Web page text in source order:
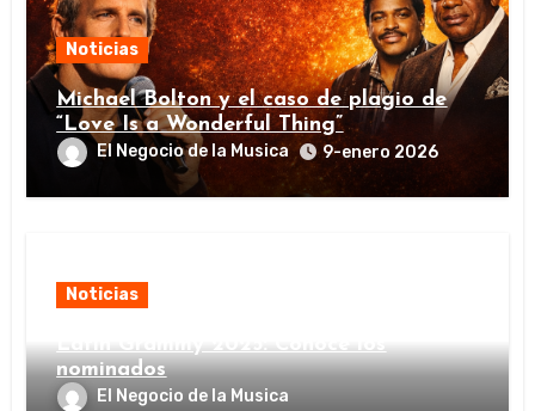
Noticias
Michael Bolton y el caso de plagio de
“Love Is a Wonderful Thing”
El Negocio de la Musica 9-enero 2026
Noticias
Latin Grammy 2025: Conoce los
nominados
El Negocio de la Musica